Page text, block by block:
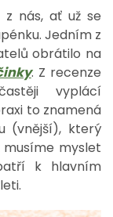
nás, ať už se
Jedním z
obrátilo na
. Z recenze
vyplácí
to znamená
(vnější), který
musíme myslet
k hlavním